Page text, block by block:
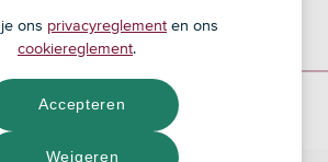
ons privacyreglement en ons
cookiereglement.
Weigeren
Accepteren